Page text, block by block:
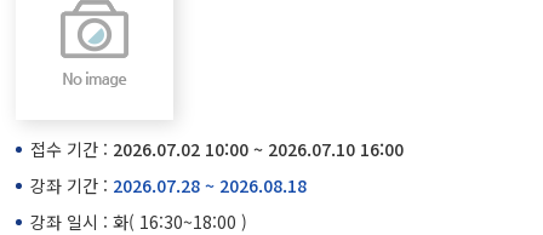
접수 기간 : 2026.07.02 10:00 ~ 2026.07.10 16:00
강좌 기간 : 2026.07.28 ~ 2026.08.18
강좌 일시 : 화( 16:30~18:00 )